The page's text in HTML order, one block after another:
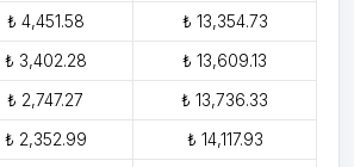
₺ 4,451.58
₺ 13,354.73
₺ 3,402.28
₺ 13,609.13
₺ 2,747.27
₺ 13,736.33
₺ 2,352.99
₺ 14,117.93